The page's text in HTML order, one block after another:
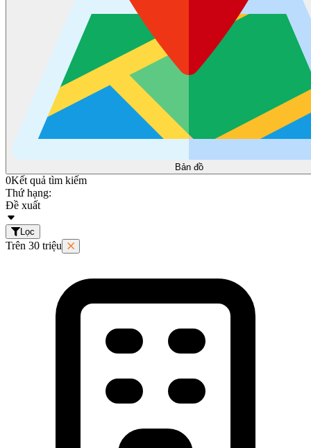
Bản đồ
0Kết quả tìm kiếm
Thứ hạng:
Đề xuất
Lọc
Trên 30 triệu